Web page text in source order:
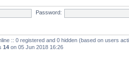
Password:
:: 0 registered and 0 hidden (based on users
14 on 05 Jun 2018 16:26